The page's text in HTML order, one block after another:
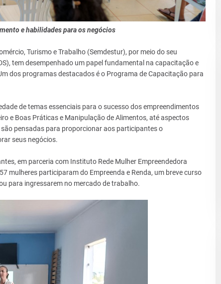
e habilidades para os negócios
Turismo e Trabalho (Semdestur), por meio do seu
tem desempenhado um papel fundamental na capacitação e
dos programas destacados é o Programa de Capacitação para
de temas essenciais para o sucesso dos empreendimentos
e Boas Práticas e Manipulação de Alimentos, até aspectos
pensadas para proporcionar aos participantes o
seus negócios.
em parceria com Instituto Rede Mulher Empreendedora
mulheres participaram do Empreenda e Renda, um breve curso
para ingressarem no mercado de trabalho.